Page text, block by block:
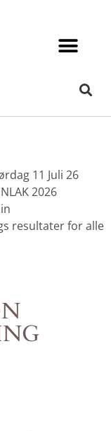
11 Juli 26
2026
resultaterfor alle